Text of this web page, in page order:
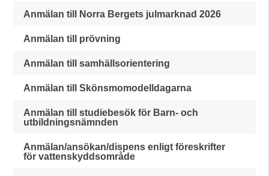
Anmälan till Norra Bergets julmarknad 2026
Anmälan till prövning
Anmälan till samhällsorientering
Anmälan till Skönsmomodelldagarna
Anmälan till studiebesök för Barn- och
utbildningsnämnden
Anmälan/ansökan/dispens enligt föreskrifter
för vattenskyddsområde